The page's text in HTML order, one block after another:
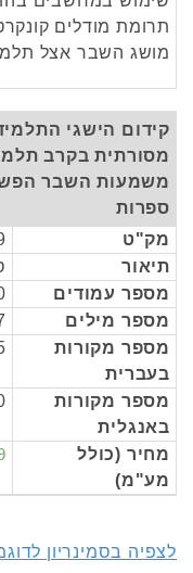
תרומת מודלים
מושג השבר אצל
קידום הישגי
מסורתית בקרב
משמעות השבר
ספרות
מק"ט
תיאור
מספר עמודים
מספר מילים
מספר מקורות
בעברית
מספר מקורות
באנגלית
מחיר (כולל
מע"מ)
לצפיה בסמינריון